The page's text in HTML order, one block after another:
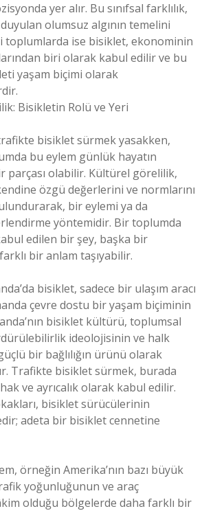
yer alır. Bu sınıfsal farklılık,
olumsuz algının temelini
toplumlarda ise bisiklet, ekonominin
biri olarak kabul edilir ve bu
yaşam biçimi olarak
Bisikletin Rolü ve Yeri
bisiklet sürmek yasakken,
bu eylem günlük hayatın
parçası olabilir. Kültürel görelilik,
özgü değerlerini ve normlarını
bir eylemi ya da
yöntemidir. Bir toplumda
edilen bir şey, başka bir
bir anlam taşıyabilir.
bisiklet, sadece bir ulaşım aracı
çevre dostu bir yaşam biçiminin
bisiklet kültürü, toplumsal
ideolojisinin ve halk
bir bağlılığın ürünü olarak
Trafikte bisiklet sürmek, burada
ve ayrıcalık olarak kabul edilir.
bisiklet sürücülerinin
adeta bir bisiklet cennetine
örneğin Amerika’nın bazı büyük
yoğunluğunun ve araç
olduğu bölgelerde daha farklı bir